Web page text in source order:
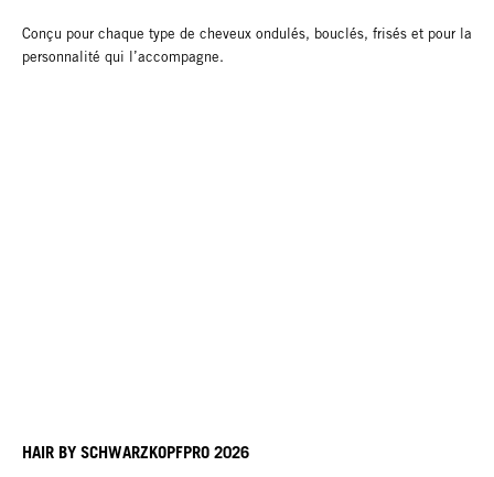
Conçu pour chaque type de cheveux ondulés, bouclés, frisés et pour la
personnalité qui l’accompagne.
HAIR BY SCHWARZKOPFPRO 2026